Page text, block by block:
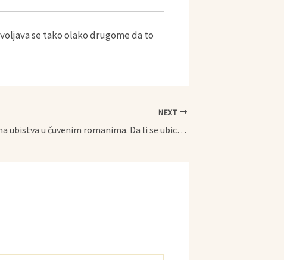
se tako olako drugome da to
NEXT
Hladnokrvna ubistva u čuvenim romanima. Da li se ubica rađa?